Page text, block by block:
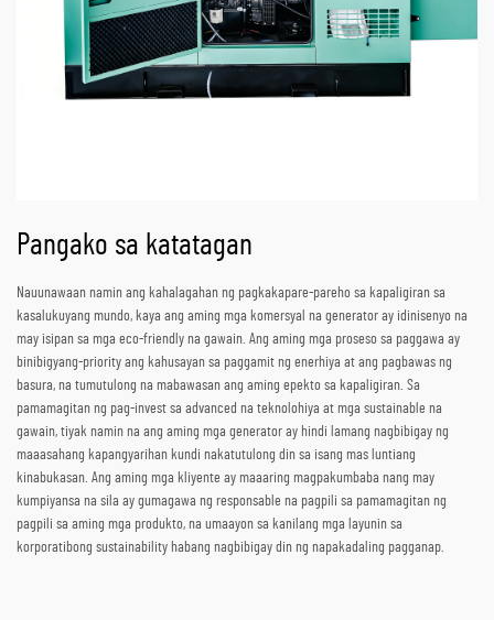
Pangako sa katatagan
Nauunawaan namin ang kahalagahan ng pagkakapare-pareho sa kapaligiran sa
kasalukuyang mundo, kaya ang aming mga komersyal na generator ay idinisenyo na
may isipan sa mga eco-friendly na gawain. Ang aming mga proseso sa paggawa ay
binibigyang-priority ang kahusayan sa paggamit ng enerhiya at ang pagbawas ng
basura, na tumutulong na mabawasan ang aming epekto sa kapaligiran. Sa
pamamagitan ng pag-invest sa advanced na teknolohiya at mga sustainable na
gawain, tiyak namin na ang aming mga generator ay hindi lamang nagbibigay ng
maaasahang kapangyarihan kundi nakatutulong din sa isang mas luntiang
kinabukasan. Ang aming mga kliyente ay maaaring magpakumbaba nang may
kumpiyansa na sila ay gumagawa ng responsable na pagpili sa pamamagitan ng
pagpili sa aming mga produkto, na umaayon sa kanilang mga layunin sa
korporatibong sustainability habang nagbibigay din ng napakadaling pagganap.